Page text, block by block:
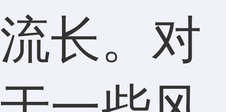
流长。对